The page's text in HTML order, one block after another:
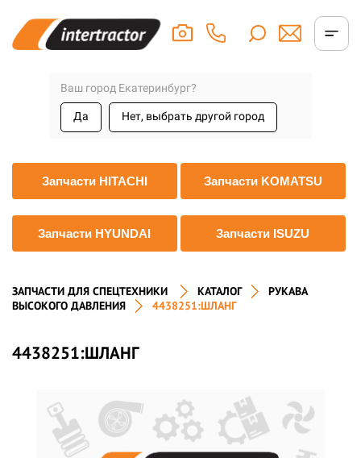
Ваш город Екатеринбург?
Да Нет, выбрать другой город
Запчасти HITACHI Запчасти KOMATSU
Запчасти HYUNDAI Запчасти ISUZU
ЗАПЧАСТИ ДЛЯ СПЕЦТЕХНИКИ КАТАЛОГ
РУКАВА
ВЫСОКОГО ДАВЛЕНИЯ
4438251:ШЛАНГ
4438251:ШЛАНГ